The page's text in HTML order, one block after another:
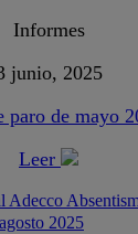
Informes
junio, 2025
paro de mayo
Leer
Adecco
2025